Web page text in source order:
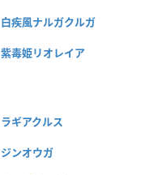
白疾風ナルガクルガ
紫毒姫リオレイア
ラギアクルス
ジンオウガ